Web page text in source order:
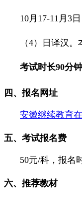
10月17-11月3
（4）日译汉
考试时长90分
四、报名网址
安徽继续教育
五、考试报名费
50元/科，报名
六、推荐教材